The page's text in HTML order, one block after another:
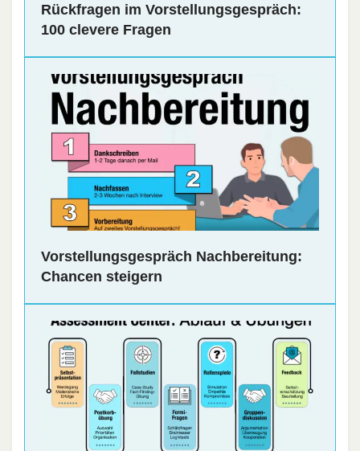
Rückfragen im Vorstellungsgespräch:
100 clevere Fragen
Vorstellungsgespräch Nachbereitung:
Chancen steigern